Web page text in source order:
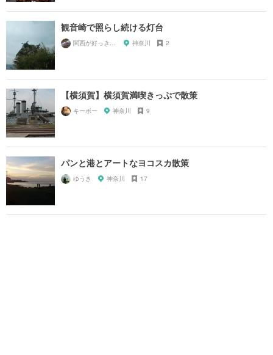
観音崎で照らし続ける灯台
関西が好っきゃねん 神奈川 2
【横須賀】横須賀満喫きっぷで散策
キーボー 神奈川 9
パンと港とアートなヨコスカ散策
ゆうき 神奈川 17